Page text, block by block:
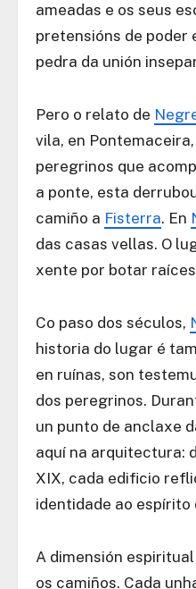
ameadas e os seus
pretensións de poder
pedra da unión
Pero o relato de
vila, en
peregrinos que
a ponte, esta
camiño a Fisterra. En
das casas vellas. O
xente por botar
Co paso dos séculos,
historia do lugar é
en ruínas, son
dos peregrinos.
un punto de anclaxe
aquí na arquitectura:
XIX, cada edificio
identidade ao espírito
A dimensión espiritual
os camiños. Cada